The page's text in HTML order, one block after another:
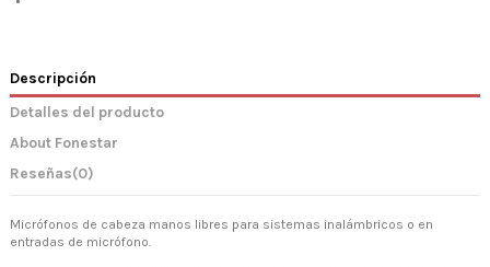
Descripción
Detalles del producto
About Fonestar
Reseñas(0)
Micrófonos de cabeza manos libres para sistemas inalámbricos o en
entradas de micrófono.